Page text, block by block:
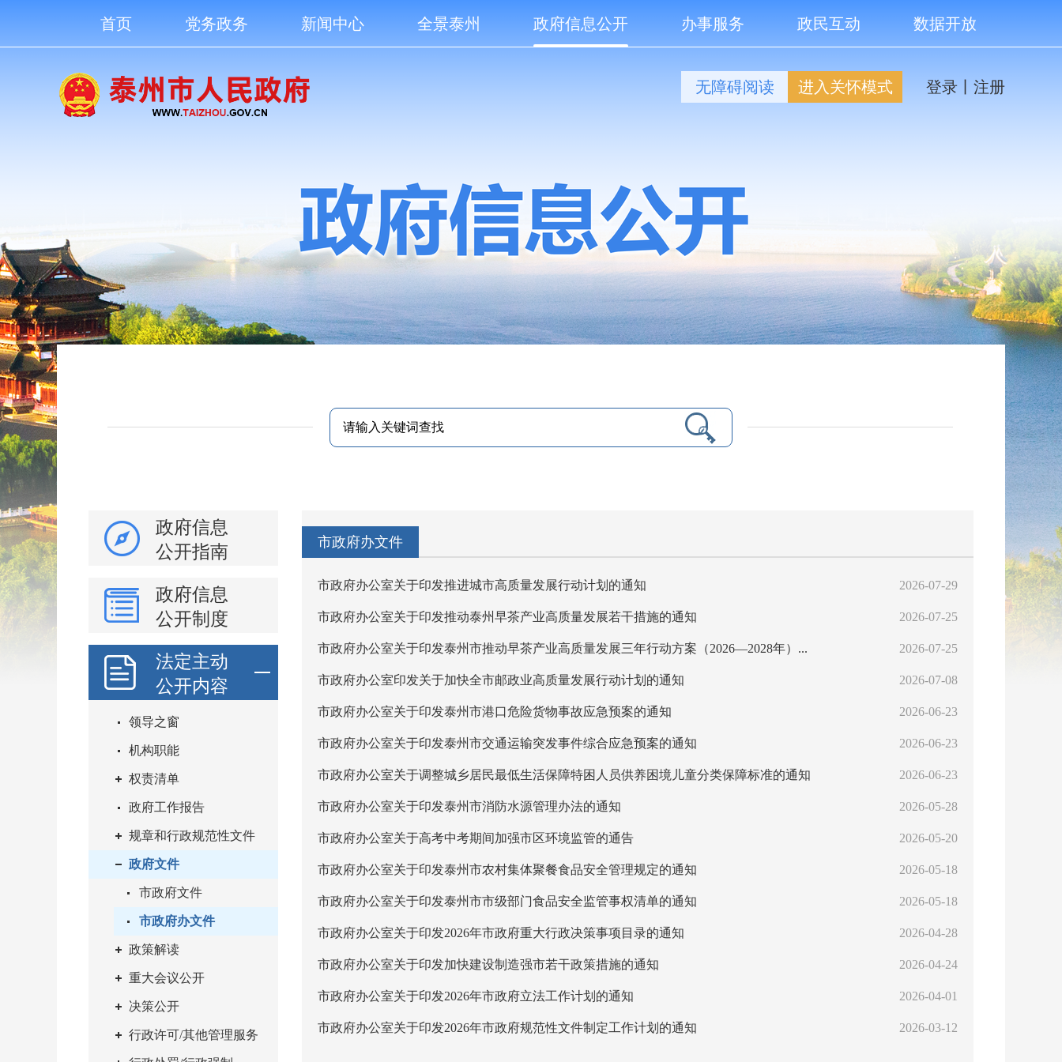
首页 党务政务 新闻中心 全景泰州 政府信息公开 办事服务 政民互动 数据开放
登录 注册
无障碍阅读 进入关怀模式
政府信息
公开指南
政府信息
公开制度
法定主动
公开内容
领导之窗
机构职能
权责清单
政府工作报告
规章和行政规范性文件
政府文件
市政府文件
市政府办文件
政策解读
重大会议公开
决策公开
行政许可/其他管理服务
市政府办文件
市政府办公室关于印发推进城市高质量发展行动计划的通知 2026-07-29
市政府办公室关于印发推动泰州早茶产业高质量发展若干措施的通知 2026-07-25
市政府办公室关于印发泰州市推动早茶产业高质量发展三年行动方案（2026—2028年）... 2026-07-25
市政府办公室印发关于加快全市邮政业高质量发展行动计划的通知 2026-07-08
市政府办公室关于印发泰州市港口危险货物事故应急预案的通知 2026-06-23
市政府办公室关于印发泰州市交通运输突发事件综合应急预案的通知 2026-06-23
市政府办公室关于调整城乡居民最低生活保障特困人员供养困境儿童分类保障标准的通知 2026-06-23
市政府办公室关于印发泰州市消防水源管理办法的通知 2026-05-28
市政府办公室关于高考中考期间加强市区环境监管的通告 2026-05-20
市政府办公室关于印发泰州市农村集体聚餐食品安全管理规定的通知 2026-05-18
市政府办公室关于印发泰州市市级部门食品安全监管事权清单的通知 2026-05-18
市政府办公室关于印发2026年市政府重大行政决策事项目录的通知 2026-04-28
市政府办公室关于印发加快建设制造强市若干政策措施的通知 2026-04-24
市政府办公室关于印发2026年市政府立法工作计划的通知 2026-04-01
市政府办公室关于印发2026年市政府规范性文件制定工作计划的通知 2026-03-12